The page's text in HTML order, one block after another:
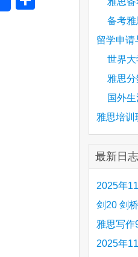
备考
留学申请
世界大
雅思
国外
雅思培训
最新日志
2025年
剑20 剑
雅思写作
2025年